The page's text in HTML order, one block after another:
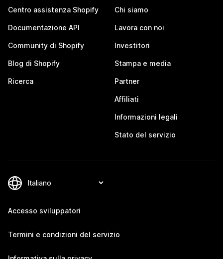
Centro assistenza Shopify
Documentazione API
Community di Shopify
Blog di Shopify
Ricerca
Chi siamo
Lavora con noi
Investitori
Stampa e media
Partner
Affiliati
Informazioni legali
Stato del servizio
Accesso sviluppatori
Termini e condizioni del servizio